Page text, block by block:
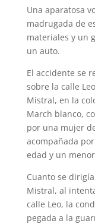
Una aparatosa
madrugada de
materiales y un
un auto.
El accidente se
sobre la calle
Mistral, en la
March blanco,
por una mujer
acompañada
edad y un
Cuanto se
Mistral, al
calle Leo, la
pegada a la